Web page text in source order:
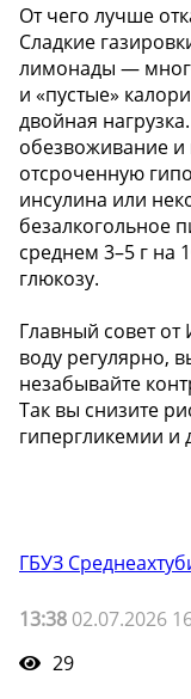
От чего лучше
Сладкие
лимонады —
и «пустые»
двойная
обезвоживание
отсроченную
инсулина или
безалкогольное
среднем 3–5 г на
глюкозу.
Главный совет
воду регулярно,
незабывайте
Так вы снизите
гипергликемии и
ГБУЗ
13:38 02.07.2026
29